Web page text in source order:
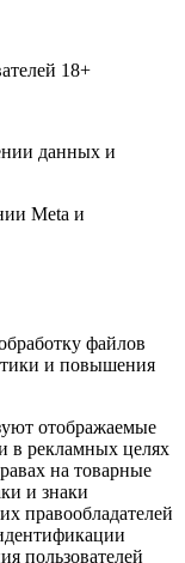
18+
данных и
Metа и
файлов
и повышения
отображаемые
в рекламных целях
на товарные
и знаки
правообладателей
пользователей